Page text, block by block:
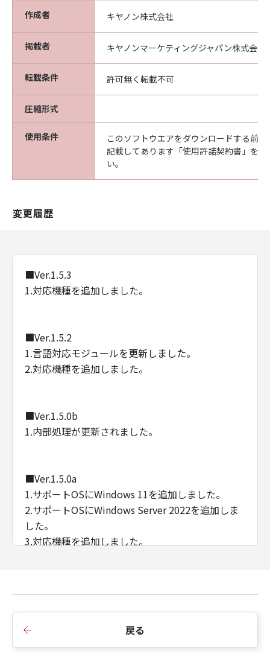
本契約は、日本国法に準拠するものとします。
U.S. GOVERNMENT RESTRICTED RIGHTS
NOTICE:
The Software is a "commercial item," as that
term is defined at 48 C.F.R. 2.101 (Oct 1995),
consisting of "commercial computer
software" and "commercial computer
software documentation," as such terms are
used in 48 C.F.R. 12.212 (Sept 1995).
Consistent with 48 C.F.R. 12.212 and 48 C.F.R.
227.7202-1 through 227.7202-4 (June 1995),
all U.S. Government End Users shall acquire
the Software with only those rights set forth
Shimomaruko 3-chome, Ohta-ku, Tokyo 146-
契約における「本ソフトウエア」を意味するも
のとします。
作成者 キヤノン株式会社
掲載者 キヤノンマーケティングジャパン株式会社
転載条件 許可無く転載不可
圧縮形式
使用条件
このソフトウエアをダウンロードする前
記載してあります「使用許諾契約書」を
い。
変更履歴
■Ver.1.5.3
1.対応機種を追加しました。
■Ver.1.5.2
1.言語対応モジュールを更新しました。
2.対応機種を追加しました。
■Ver.1.5.0b
1.内部処理が更新されました。
■Ver.1.5.0a
1.サポートOSにWindows 11を追加しました。
2.サポートOSにWindows Server 2022を追加しま
した。
3.対応機種を追加しました。
■Ver.1.3.0
戻る